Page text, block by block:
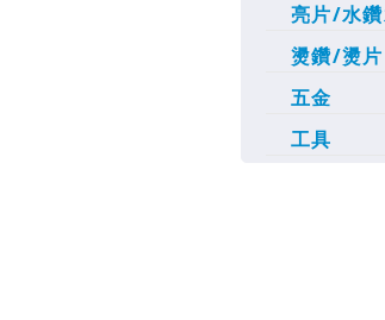
亮片/水
燙鑽/燙片
五金
工具